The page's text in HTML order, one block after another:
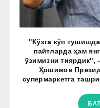
"Кўзга кўп
пайтларда ҳам
ўзимизни тиярдик",
Ҳошимов
супермаркетга